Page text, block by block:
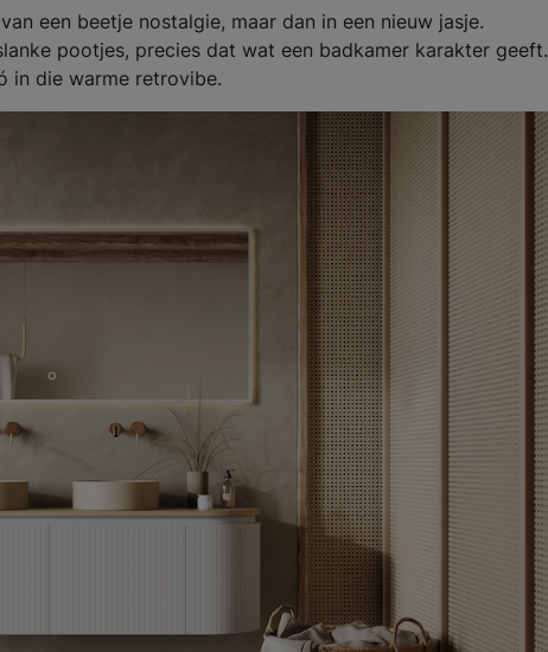
een beetje nostalgie, maar dan in een nieuw jasje.
pootjes, precies dat wat een badkamer karakter geeft.
in die warme retrovibe.